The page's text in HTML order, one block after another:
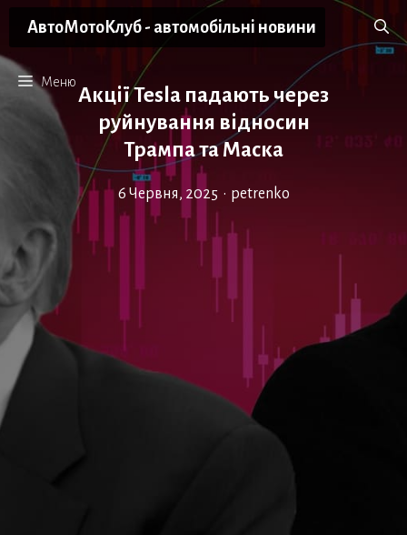
Перейти
вмісту
АвтоМотоКлуб - автомобільні новини
Меню
Акції Tesla падають через
руйнування відносин
Трампа та Маска
6 Червня, 2025 • petrenko